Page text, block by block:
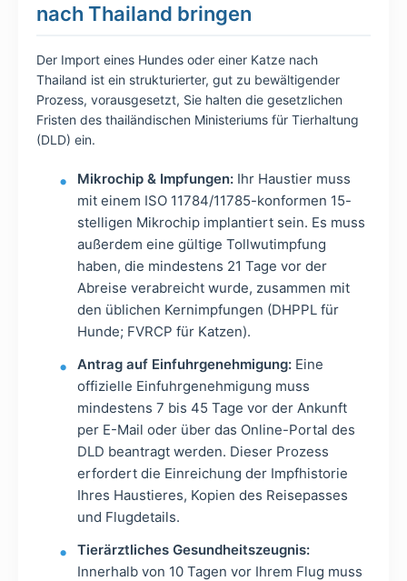
nach Thailand bringen
Der Import eines Hundes oder einer Katze nach
Thailand ist ein strukturierter, gut zu bewältigender
Prozess, vorausgesetzt, Sie halten die gesetzlichen
Fristen des thailändischen Ministeriums für Tierhaltung
(DLD) ein.
Mikrochip & Impfungen: Ihr Haustier muss
mit einem ISO 11784/11785-konformen 15-
stelligen Mikrochip implantiert sein. Es muss
außerdem eine gültige Tollwutimpfung
haben, die mindestens 21 Tage vor der
Abreise verabreicht wurde, zusammen mit
den üblichen Kernimpfungen (DHPPL für
Hunde; FVRCP für Katzen).
Antrag auf Einfuhrgenehmigung: Eine
offizielle Einfuhrgenehmigung muss
mindestens 7 bis 45 Tage vor der Ankunft
per E-Mail oder über das Online-Portal des
DLD beantragt werden. Dieser Prozess
erfordert die Einreichung der Impfhistorie
Ihres Haustieres, Kopien des Reisepasses
und Flugdetails.
Tierärztliches Gesundheitszeugnis:
Innerhalb von 10 Tagen vor Ihrem Flug muss